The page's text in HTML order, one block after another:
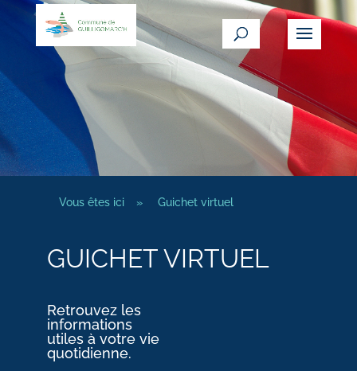
Vous êtes ici » Guichet virtuel
GUICHET VIRTUEL
Retrouvez les
informations
utiles à votre vie
quotidienne.